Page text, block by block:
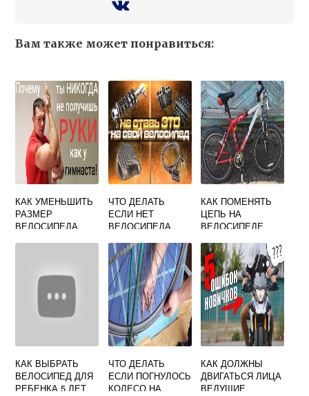
Вам также может понравиться:
КАК УМЕНЬШИТЬ
РАЗМЕР
ВЕЛОСИПЕДА
ЧТО ДЕЛАТЬ
ЕСЛИ НЕТ
ВЕЛОСИПЕДА
КАК ПОМЕНЯТЬ
ЦЕПЬ НА
ВЕЛОСИПЕДЕ
СКОРОСТЕЙ
КАК ВЫБРАТЬ
ВЕЛОСИПЕД ДЛЯ
РЕБЕНКА 5 ЛЕТ
ЧТО ДЕЛАТЬ
ЕСЛИ ПОГНУЛОСЬ
КОЛЕСО НА
КАК ДОЛЖНЫ
ДВИГАТЬСЯ ЛИЦА
ВЕДУЩИЕ